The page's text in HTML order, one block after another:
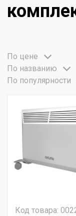
По цене
По названию
По популярности
Код товара: